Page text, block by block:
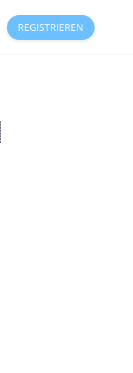
REGISTRIEREN